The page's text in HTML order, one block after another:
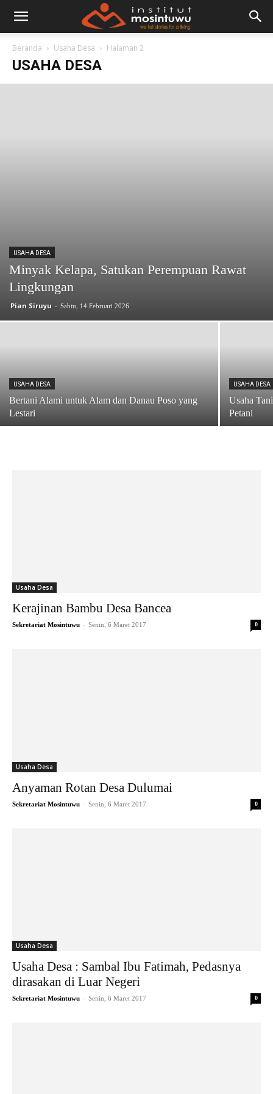
Beranda Usaha Desa Halaman 2
USAHA DESA
USAHA DESA
Minyak Kelapa, Satukan Perempuan Rawat
Lingkungan
Pian Siruyu - Sabtu, 14 Februari 2026
USAHA DESA
Bertani Alami untuk Alam dan Danau Poso yang
Lestari
USAHA DESA
Usaha
Petani
Usaha Desa
Kerajinan Bambu Desa Bancea
Sekretariat Mosintuwu - Senin, 6 Maret 2017 0
Usaha Desa
Anyaman Rotan Desa Dulumai
Sekretariat Mosintuwu - Senin, 6 Maret 2017 0
Usaha Desa
Usaha Desa : Sambal Ibu Fatimah, Pedasnya
dirasakan di Luar Negeri
Sekretariat Mosintuwu - Senin, 6 Maret 2017 0